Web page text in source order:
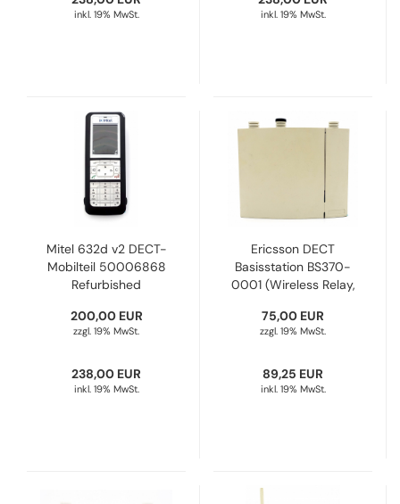
inkl. 19% MwSt. inkl. 19% MwSt.
Mitel 632d v2 DECT-
Mobilteil 50006868
Refurbished
200,00 EUR
zzgl. 19% MwSt.
238,00 EUR
inkl. 19% MwSt.
Ericsson DECT
Basisstation BS370-
0001 (Wireless Relay,
Ersatzteil) Refurbished
75,00 EUR
zzgl. 19% MwSt.
89,25 EUR
inkl. 19% MwSt.